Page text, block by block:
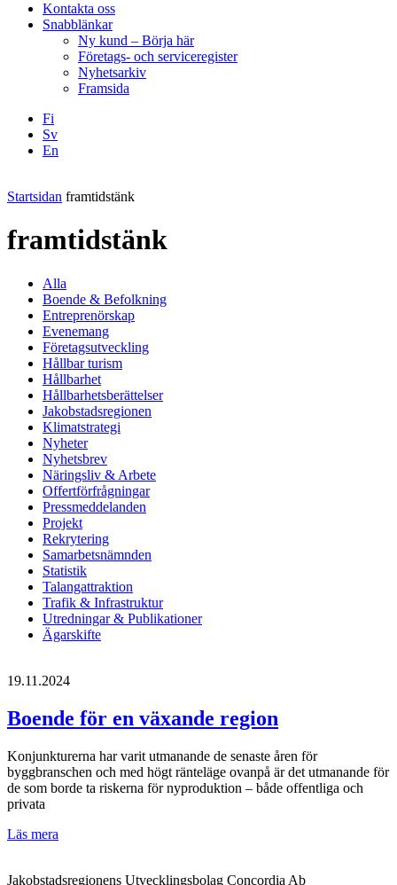
Kontakta oss
Snabblänkar
Ny kund – Börja här
Företags- och serviceregister
Nyhetsarkiv
Framsida
Fi
Sv
En
Startsidan framtidstänk
framtidstänk
Alla
Boende & Befolkning
Entreprenörskap
Evenemang
Företagsutveckling
Hållbar turism
Hållbarhet
Hållbarhetsberättelser
Jakobstadsregionen
Klimatstrategi
Nyheter
Nyhetsbrev
Näringsliv & Arbete
Offertförfrågningar
Pressmeddelanden
Projekt
Rekrytering
Samarbetsnämnden
Statistik
Talangattraktion
Trafik & Infrastruktur
Utredningar & Publikationer
Ägarskifte
19.11.2024
Boende för en växande region
Konjunkturerna har varit utmanande de senaste åren för
byggbranschen och med högt ränteläge ovanpå är det utmanande för
de som borde ta riskerna för nyproduktion – både offentliga och
privata
Läs mera
växande
Jakobstadsregionens Utvecklingsbolag Concordia Ab